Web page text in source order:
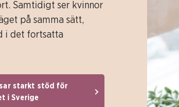
Samtidigt ser kvinnor
på samma sätt,
i det fortsatta
starkt stöd för
i Sverige